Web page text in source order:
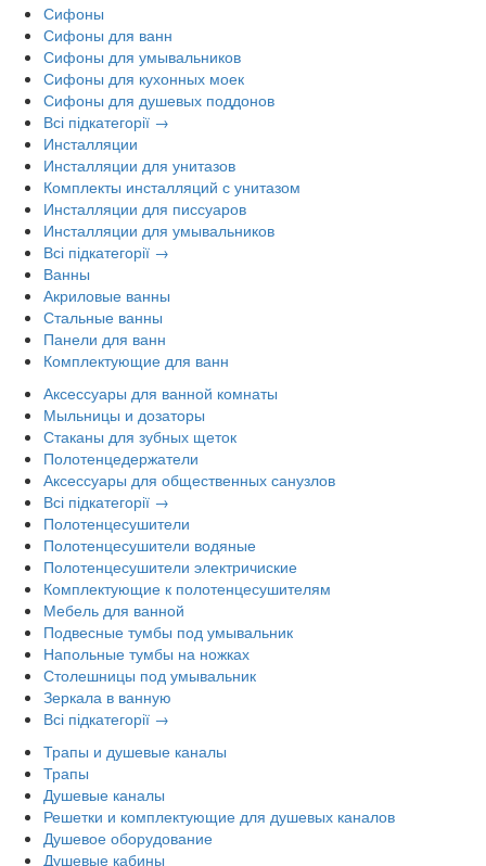
Сифоны
Сифоны для ванн
Сифоны для умывальников
Сифоны для кухонных моек
Сифоны для душевых поддонов
Всі підкатегорії →
Инсталляции
Инсталляции для унитазов
Комплекты инсталляций с унитазом
Инсталляции для писсуаров
Инсталляции для умывальников
Всі підкатегорії →
Ванны
Акриловые ванны
Стальные ванны
Панели для ванн
Комплектующие для ванн
Аксессуары для ванной комнаты
Мыльницы и дозаторы
Стаканы для зубных щеток
Полотенцедержатели
Аксессуары для общественных санузлов
Всі підкатегорії →
Полотенцесушители
Полотенцесушители водяные
Полотенцесушители электричиские
Комплектующие к полотенцесушителям
Мебель для ванной
Подвесные тумбы под умывальник
Напольные тумбы на ножках
Столешницы под умывальник
Зеркала в ванную
Всі підкатегорії →
Трапы и душевые каналы
Трапы
Душевые каналы
Решетки и комплектующие для душевых каналов
Душевое оборудование
Душевые кабины